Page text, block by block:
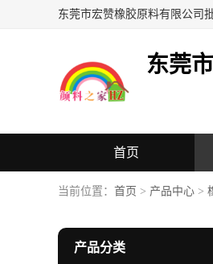
东莞
首页
当前位置： 首页 > 产品中心 >
产品分类